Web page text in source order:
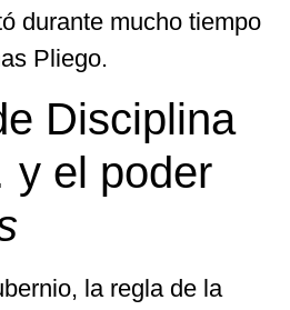
durante mucho tiempo
Pliego.
Disciplina
el poder
la regla de la